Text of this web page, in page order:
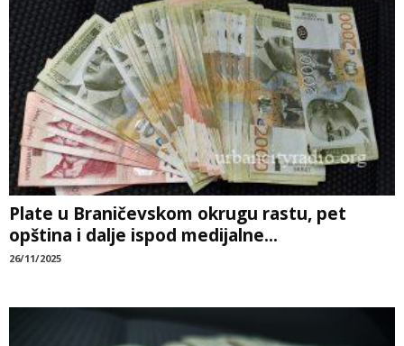
Plate u Braničevskom okrugu rastu, pet
opština i dalje ispod medijalne...
26/11/2025